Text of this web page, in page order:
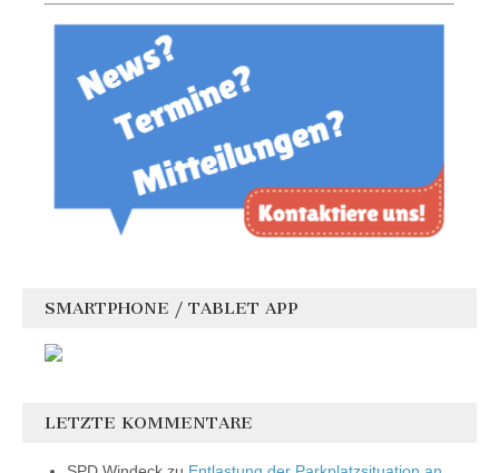
SMARTPHONE / TABLET APP
LETZTE KOMMENTARE